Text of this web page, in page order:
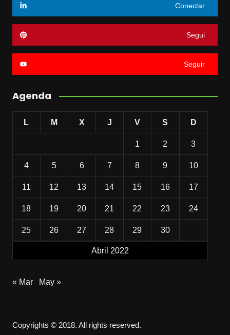
Conectar
Segui
Seguir
Agenda
Abril 2022
L M X J V S D
1 2 3
4 5 6 7 8 9 10
11 12 13 14 15 16 17
18 19 20 21 22 23 24
25 26 27 28 29 30
« Mar May »
Copyrights © 2018. All rights reserved.